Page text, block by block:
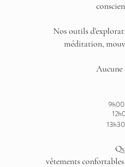
Nos outils
méditation,
Aucune
vêtements